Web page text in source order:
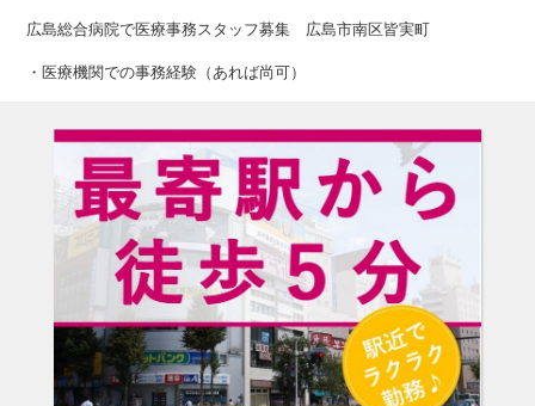
広島総合病院で医療事務スタッフ募集 広島市南区皆実町
・医療機関での事務経験（あれば尚可）